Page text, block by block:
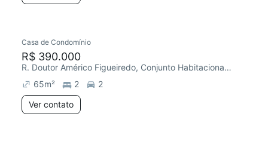
Chegou há 2 dias
Casa de Condomínio
R$ 390.000
R. Doutor Américo Figueiredo, Conjunto Habitacional Júlio de Mesquita Filho
65m² 2
2
Ver contato